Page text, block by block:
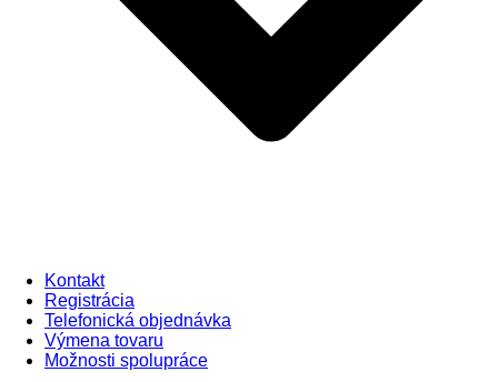
Kontakt
Registrácia
Telefonická objednávka
Výmena tovaru
Možnosti spolupráce